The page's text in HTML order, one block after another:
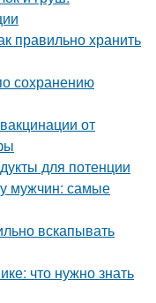
правильно хранить
сохранению
от
для потенции
мужчин: самые
вскапывать
что нужно знать